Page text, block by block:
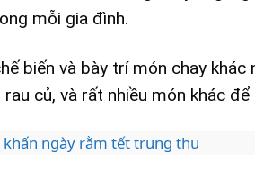
mỗi gia đình.
biến và bày trí món chay
củ, và rất nhiều món khác
khấn ngày rằm tết trung thu